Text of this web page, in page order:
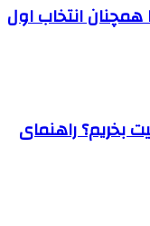
چرا محصولات جوشکاری ESAB همچنان انتخاب اول
بخریم؟ راهنمای